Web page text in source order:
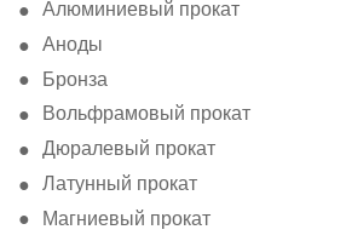
Алюминиевый прокат
Аноды
Бронза
Вольфрамовый прокат
Дюралевый прокат
Латунный прокат
Магниевый прокат